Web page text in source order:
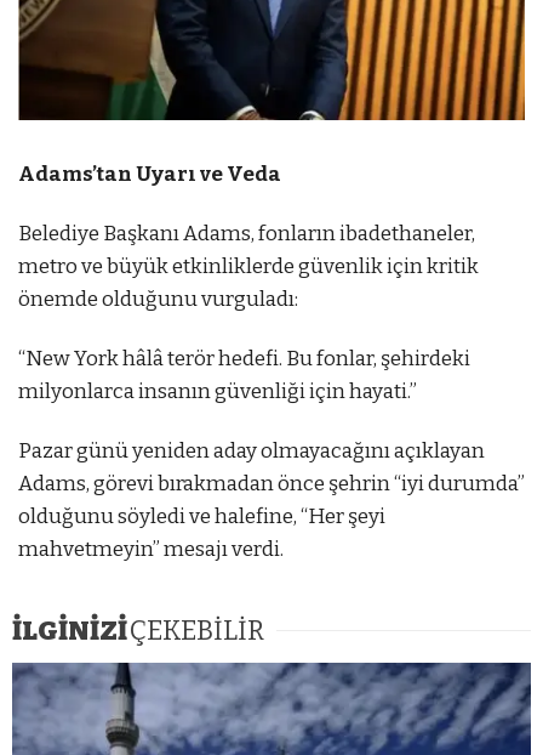
Adams’tan Uyarı ve Veda
Belediye Başkanı Adams, fonların ibadethaneler,
metro ve büyük etkinliklerde güvenlik için kritik
önemde olduğunu vurguladı:
“New York hâlâ terör hedefi. Bu fonlar, şehirdeki
milyonlarca insanın güvenliği için hayati.”
Pazar günü yeniden aday olmayacağını açıklayan
Adams, görevi bırakmadan önce şehrin “iyi durumda”
olduğunu söyledi ve halefine, “Her şeyi
mahvetmeyin” mesajı verdi.
İLGİNİZİÇEKEBİLİR